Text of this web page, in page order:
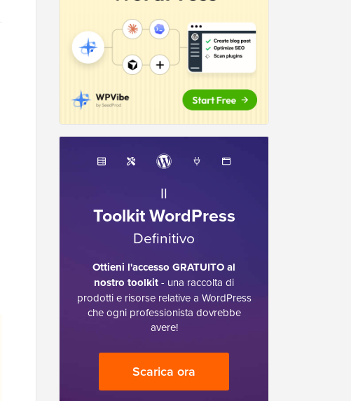
Il
Toolkit WordPress
Definitivo
Ottieni l'accesso GRATUITO al
nostro toolkit- una raccolta di
prodotti e risorse relative a WordPress
che ogni professionista dovrebbe
avere!
Scarica ora